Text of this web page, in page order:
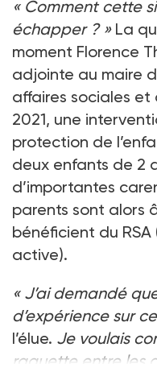
« Comment cette
échapper ? »La
moment Florence
adjointe au maire
affaires sociales
2021, une
protection de
deux enfants de 2
d’importantes
parents sont alors
bénéficient du
active).
« J’ai demandé
d’expérience sur
l’élue. Je voulais
raquette entre les